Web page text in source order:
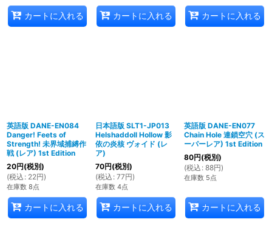
カートに入れる カートに入れる カートに入れる
英語版 DANE-EN084
Danger! Feets of
Strength! 未界域捕縛作
戦 (レア) 1st Edition
20円(税別)
(税込 : 22円)
在庫数 8点
カートに入れる
日本語版 SLT1-JP013
Helshaddoll Hollow 影
依の炎核 ヴォイド (レ
ア)
70円(税別)
(税込 : 77円)
在庫数 4点
カートに入れる
英語版 DANE-EN077
Chain Hole 連鎖空穴 (ス
ーパーレア) 1st Edition
80円(税別)
(税込 : 88円)
在庫数 5点
カートに入れる